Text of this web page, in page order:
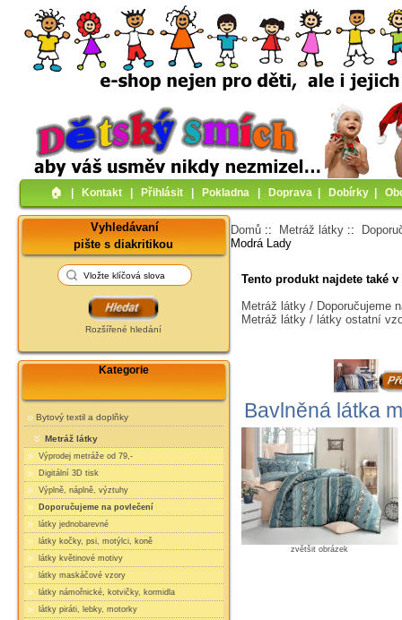
🏠︎ Kontakt Přihlásit Pokladna Doprava Dobírky
Vyhledávaní
pište s diakritikou
Rozšířené hledání
Kategorie
Bytový textil a doplňky
Metráž látky
Výprodej metráže od 79,-
Digitální 3D tisk
Výplně, náplně, výztuhy
Doporučujeme na povlečení
látky jednobarevné
látky kočky, psi, motýlci, koně
látky květinové motivy
látky maskáčové vzory
látky námořnické, kotvičky, kormidla
látky piráti, lebky, motorky
Domů :: Metráž látky ::
Modrá Lady
Tento produkt najdete také
Metráž látky / Doporučujeme
Metráž látky / látky ostatní
Bavlněná látka
zvětšit obrázek